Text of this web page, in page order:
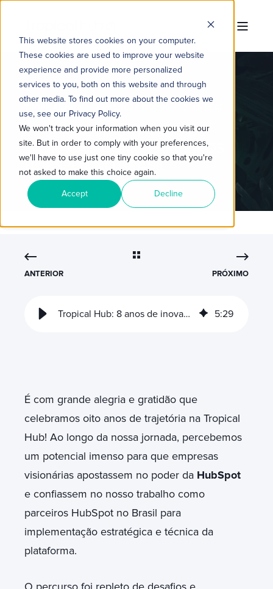
This website stores cookies on your computer.
These cookies are used to improve your website
experience and provide more personalized
services to you, both on this website and through
other media. To find out more about the cookies we
use, see our Privacy Policy.
We won't track your information when you visit our
site. But in order to comply with your preferences,
we'll have to use just one tiny cookie so that you're
not asked to make this choice again.
Accept Decline
TROPICAL HUB: 8 ANOS DE
INOVAÇÃO COMO PARCEIROS
HUBSPOT NO BRASIL
ANTERIOR PRÓXIMO
Tropical Hub: 8 anos de inovação como parceiros HubSpot no Brasil 5:29
É com grande alegria e gratidão que
celebramos oito anos de trajetória na Tropical
Hub! Ao longo da nossa jornada, percebemos
um potencial imenso para que empresas
visionárias apostassem no poder da HubSpot
e confiassem no nosso trabalho como
parceiros HubSpot no Brasil para
implementação estratégica e técnica da
plataforma.
O percurso foi repleto de desafios e